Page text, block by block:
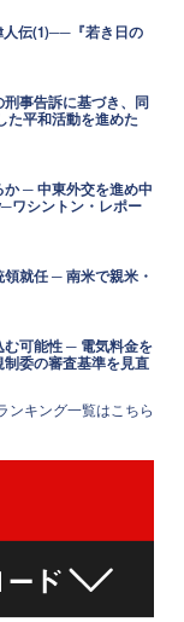
人伝(1)──『若き日の
事告訴に基づき、同
た平和活動を進めた
─ 中東外交を進め中
ワシントン・レポー
就任 ─ 南米で親米・
む可能性 ─ 電気料金を
委の審査基準を見直
ンキング一覧はこちら